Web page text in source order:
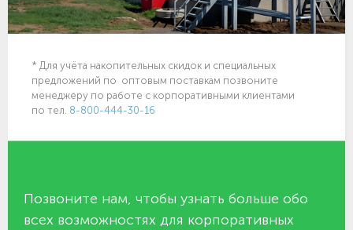
* Для учёта накопительных скидок и специальных
предложений по оптовым поставкам позвоните
менеджеру по работе с корпоративными клиентами
по тел. 8-800-444-30-16
Позвоните нам, чтобы узнать больше обо
всех возможностях для корпоративных